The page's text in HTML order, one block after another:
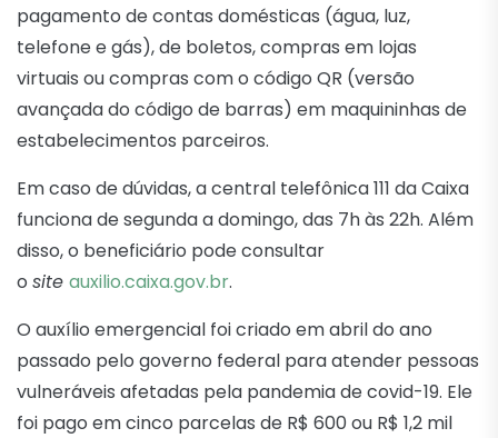
pagamento de contas domésticas (água, luz,
telefone e gás), de boletos, compras em lojas
virtuais ou compras com o código QR (versão
avançada do código de barras) em maquininhas de
estabelecimentos parceiros.
Em caso de dúvidas, a central telefônica 111 da Caixa
funciona de segunda a domingo, das 7h às 22h. Além
disso, o beneficiário pode consultar
o site auxilio.caixa.gov.br.
O auxílio emergencial foi criado em abril do ano
passado pelo governo federal para atender pessoas
vulneráveis afetadas pela pandemia de covid-19. Ele
foi pago em cinco parcelas de R$ 600 ou R$ 1,2 mil